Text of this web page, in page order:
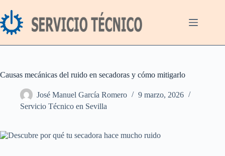
al
contenido
Causas mecánicas del ruido en secadoras y cómo mitigarlo
José Manuel García Romero
9 marzo, 2026
Servicio Técnico en Sevilla